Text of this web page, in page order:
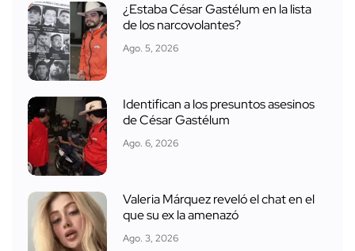
¿Estaba César Gastélum en la lista
de los narcovolantes?
Ago. 5, 2026
Identifican a los presuntos asesinos
de César Gastélum
Ago. 6, 2026
Valeria Márquez reveló el chat en el
que su ex la amenazó
Ago. 3, 2026